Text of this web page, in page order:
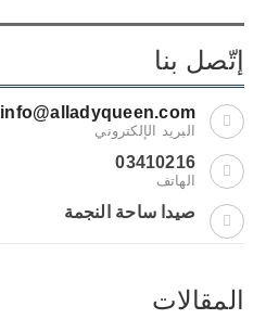
إتّصل بنا
info@alladyqueen.com
البريد الإلكتروني
03410216
الهاتف
صيدا ساحة النجمة
المقالات